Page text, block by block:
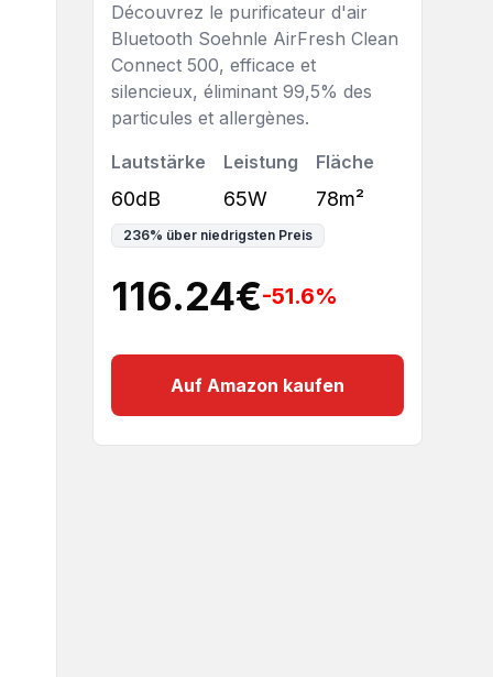
Découvrez le purificateur d'air
Bluetooth Soehnle AirFresh Clean
Connect 500, efficace et
silencieux, éliminant 99,5% des
particules et allergènes.
Lautstärke
60dB
Leistung
65W
Fläche
78m²
236% über niedrigsten Preis
116.24€-51.6%
Auf Amazon kaufen